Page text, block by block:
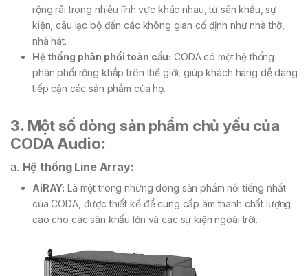
rộng rãi trong nhiều lĩnh vực khác nhau, từ sân khấu, sự
kiện, câu lạc bộ đến các không gian cố định như nhà thờ,
nhà hát.
Hệ thống phân phối toàn cầu: CODA có một hệ thống
phân phối rộng khắp trên thế giới, giúp khách hàng dễ dàng
tiếp cận các sản phẩm của họ.
3. Một số dòng sản phẩm chủ yếu của
CODA Audio:
a. Hệ thống Line Array:
AiRAY: Là một trong những dòng sản phẩm nổi tiếng nhất
của CODA, được thiết kế để cung cấp âm thanh chất lượng
cao cho các sân khấu lớn và các sự kiện ngoài trời.